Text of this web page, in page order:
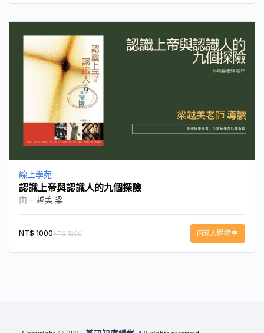
線上學苑
認識上帝與認識人的九個探險
由 - 越美 梁
NT$ 1200
NT$ 1000 放入購物車